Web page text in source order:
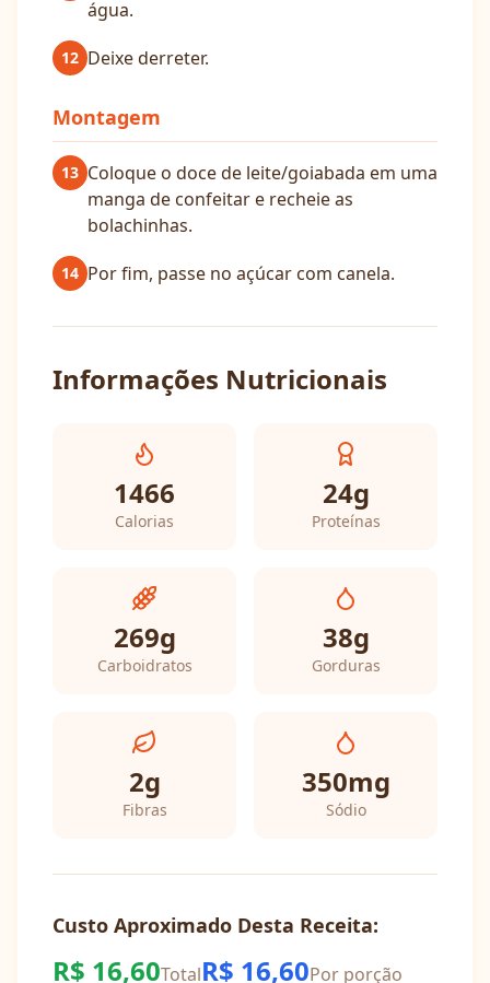
água.
12 Deixe derreter.
Montagem
13 Coloque o doce de leite/goiabada em uma
manga de confeitar e recheie as
bolachinhas.
14 Por fim, passe no açúcar com canela.
Informações Nutricionais
1466
Calorias
24g
Proteínas
269g
Carboidratos
38g
Gorduras
2g
Fibras
350mg
Sódio
Custo Aproximado Desta Receita:
R$ 16,60TotalR$ 16,60Por porção